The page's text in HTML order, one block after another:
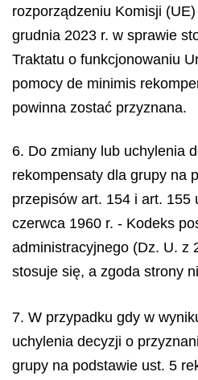
rozporządzeniu Komisji
grudnia 2023 r. w sprawie
Traktatu o funkcjonowaniu
pomocy de minimis
powinna zostać przyznana.
6. Do zmiany lub uchylenia
rekompensaty dla grupy na
przepisów art. 154 i art. 155
czerwca 1960 r. - Kodeks
administracyjnego (Dz. U. z
stosuje się, a zgoda strony
7. W przypadku gdy w
uchylenia decyzji o
grupy na podstawie ust. 5